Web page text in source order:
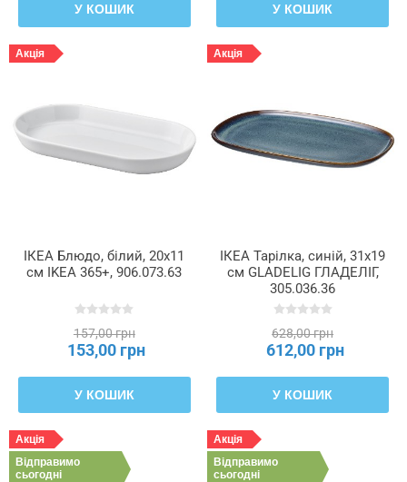
У КОШИК У КОШИК
Акція
ІКЕА Блюдо, білий, 20x11
см IKEA 365+, 906.073.63
157,00 грн
153,00 грн
У КОШИК
Акція
ІКЕА Тарілка, синій, 31x19
см GLADELIG ГЛАДЕЛІГ,
305.036.36
628,00 грн
612,00 грн
У КОШИК
Акція
Відправимо
сьогодні
Акція
Відправимо
сьогодні